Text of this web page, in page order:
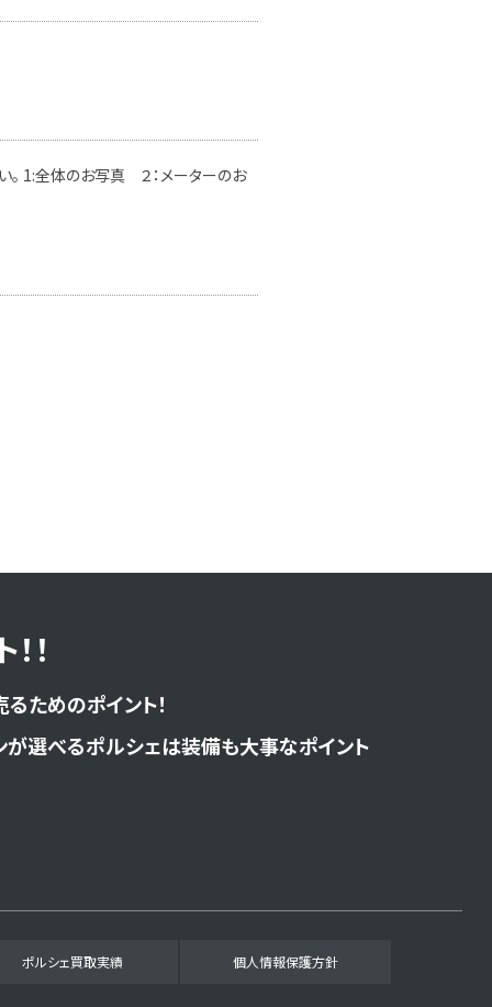
1:全体のお写真 ２：メーターのお
！
ためのポイント！
が選べるポルシェは装備も大事なポイント
ポルシェ買取実績 個人情報保護方針